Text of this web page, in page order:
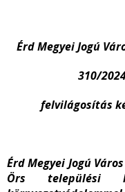
Érd Megyei Jogú
310/
felvilágosítás
Érd Megyei Jogú
Örs települési